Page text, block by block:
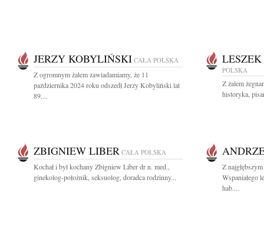
JERZY KOBYLIŃSKI CAŁA POLSKA
Z ogromnym żalem zawiadamiamy, że 11
października 2024 roku odszedł Jerzy Kobyliński lat
89....
POLSKA
Z żalem
historyka,
ZBIGNIEW LIBER CAŁA POLSKA
Kochał i był kochany Zbigniew Liber dr n. med.,
ginekolog-położnik, seksuolog, doradca rodzinny...
Z
Wspaniałego
hab....